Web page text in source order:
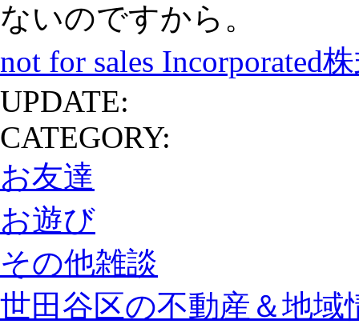
ないのですから。
not for sales Incorporated
UPDATE:
CATEGORY:
お友達
お遊び
その他雑談
世田谷区の不動産＆地域